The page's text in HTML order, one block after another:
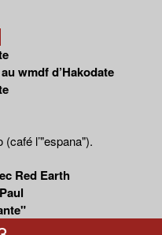
wmdf d’Hakodate
l’"espana").
Red Earth